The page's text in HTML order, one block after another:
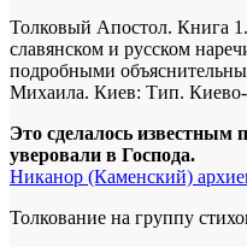
Толковый Апостол. Книга
славянском и русском
подробными
Михаила. Киев: Тип.
Это сделалось известным
уверовали в Господа.
Никанор (Каменский)
Толкование на группу